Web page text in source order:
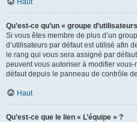
Haut
Qu’est-ce qu’un « groupe
Si vous êtes membre de plus d’un
d’utilisateurs par défaut est utilisé afin
le rang qui vous sera assigné par
peuvent vous autoriser à modifier
défaut depuis le panneau de contrôle
Haut
Qu’est-ce que le lien « L’équipe » ?